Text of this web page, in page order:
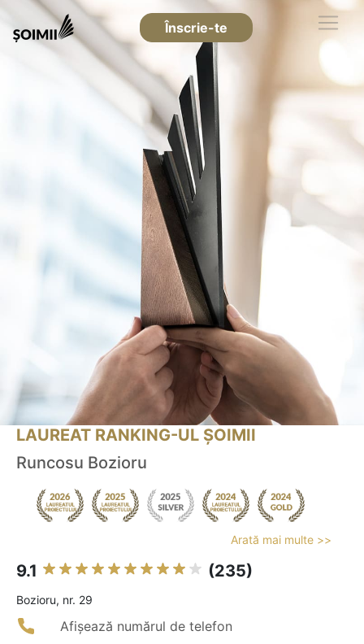
Înscrie-te
LAUREAT RANKING-UL ȘOIMII
Runcosu Bozioru
Arată mai multe >>
9.1 (235)
Bozioru, nr. 29
Afișează numărul de telefon